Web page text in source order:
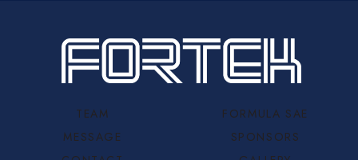
TEAM
FORMULA SAE
MESSAGE
SPONSORS